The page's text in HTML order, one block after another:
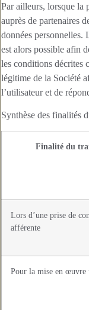
Par ailleurs, lorsque la
auprès de partenaires
données personnelles.
est alors possible afin
les conditions décrites
légitime de la Société
l’utilisateur et de
Synthèse des finalités
Finalité du
Lors d’une prise de
afférente
Pour la mise en œuvre